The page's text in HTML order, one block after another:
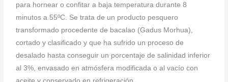
para hornear o confitar a baja temperatura durante 8
minutos a 55ºC. Se trata de un producto pesquero
transformado procedente de bacalao (Gadus Morhua),
cortado y clasificado y que ha sufrido un proceso de
desalado hasta conseguir un porcentaje de salinidad inferior
al 3%, envasado en atmósfera modificada o al vacío con